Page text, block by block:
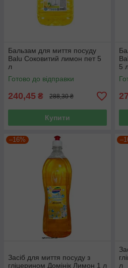
Бальзам для миття посуду
Balu Соковитий лимон пет 5
л
Готово до відправки
240,45 ₴ 288,30 ₴
Купити
5 л
–16%
Засіб для миття посуду з
гліцерином Домінік Лимон 1 л
л